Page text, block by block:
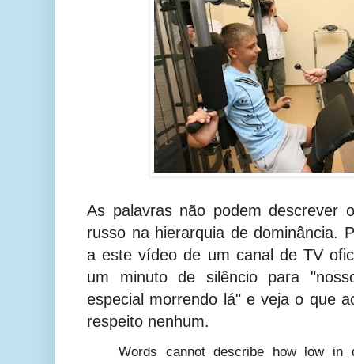
As palavras não podem descrever
russo na hierarquia de dominância.
a este vídeo de um canal de TV
um minuto de silêncio para
especial morrendo lá" e veja o que
respeito nenhum.
Words cannot describe how low in